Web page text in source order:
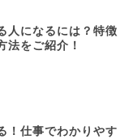
人になるには？特徴
法をご紹介！
！仕事でわかりやす